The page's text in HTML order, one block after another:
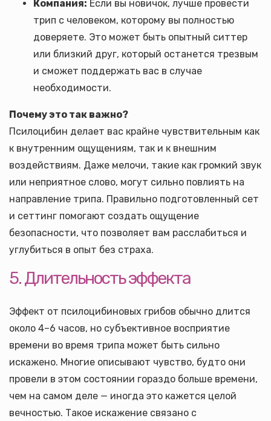
Компания: Если вы новичок, лучше провести
трип с человеком, которому вы полностью
доверяете. Это может быть опытный ситтер
или близкий друг, который останется трезвым
и сможет поддержать вас в случае
необходимости.
Почему это так важно?
Псилоцибин делает вас крайне чувствительным как
к внутренним ощущениям, так и к внешним
воздействиям. Даже мелочи, такие как громкий звук
или неприятное слово, могут сильно повлиять на
направление трипа. Правильно подготовленный сет
и сеттинг помогают создать ощущение
безопасности, что позволяет вам расслабиться и
углубиться в опыт без страха.
5. Длительность эффекта
Эффект от псилоцибиновых грибов обычно длится
около 4–6 часов, но субъективное восприятие
времени во время трипа может быть сильно
искажено. Многие описывают чувство, будто они
провели в этом состоянии гораздо больше времени,
чем на самом деле — иногда это кажется целой
вечностью. Такое искажение связано с